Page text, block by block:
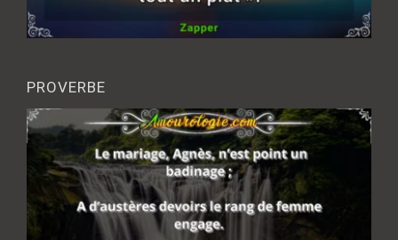
PROVERBE